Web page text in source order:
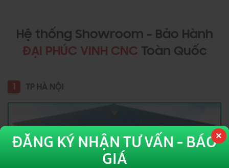
ĐĂNG KÝ NHẬN TƯ VẤN - BÁO
GIÁ
Hệ thống Showroom - Bảo Hành
ĐẠI PHÚC VINH CNC Toàn Quốc
1 TP HÀ NỘI